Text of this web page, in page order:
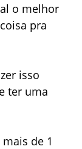
o melhor
pra
isso
ter uma
de 1